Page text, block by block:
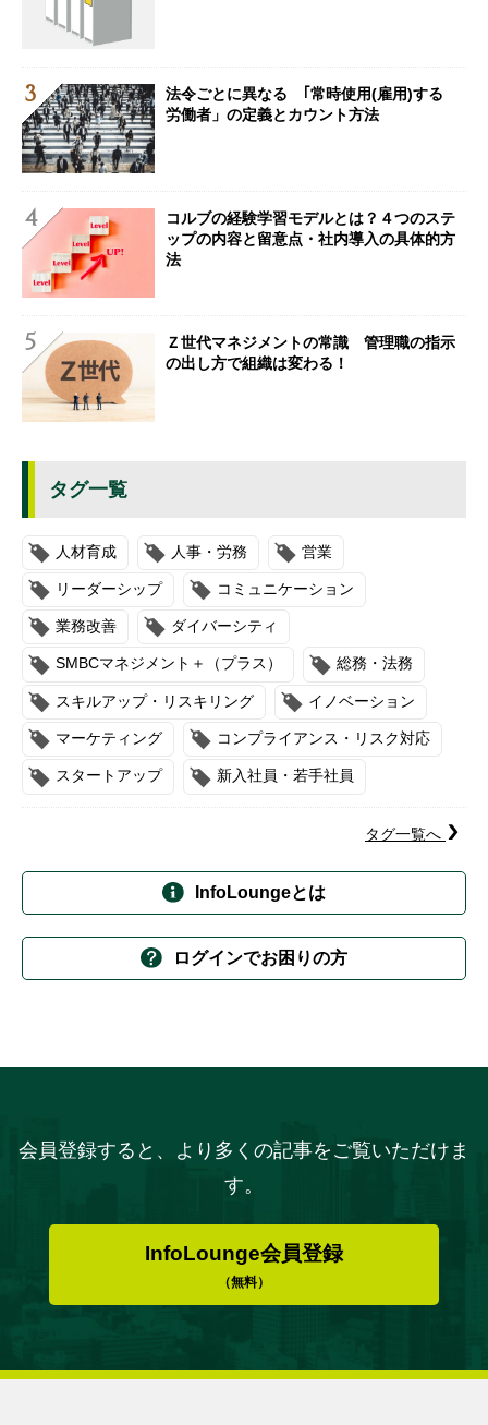
法令ごとに異なる ｢常時使用(雇用)する
労働者」の定義とカウント方法
コルブの経験学習モデルとは？４つのステ
ップの内容と留意点・社内導入の具体的方
法
Ｚ世代マネジメントの常識 管理職の指示
の出し方で組織は変わる！
タグ一覧
人材育成 人事・労務 営業
リーダーシップ コミュニケーション
業務改善 ダイバーシティ
SMBCマネジメント＋（プラス） 総務・法務
スキルアップ・リスキリング イノベーション
マーケティング コンプライアンス・リスク対応
スタートアップ 新入社員・若手社員
タグ一覧へ
InfoLoungeとは
ログインでお困りの方
会員登録すると、より多くの記事をご覧いただけま
す。
InfoLounge会員登録
（無料）